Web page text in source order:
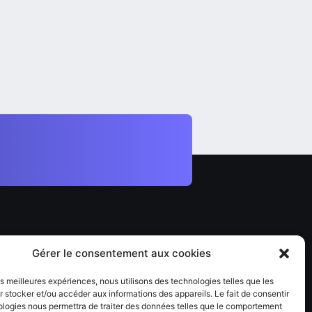
Gérer le consentement aux cookies
meilleures expériences, nous utilisons des technologies telles que les
stocker et/ou accéder aux informations des appareils. Le fait de consentir
nous permettra de traiter des données telles que le comportement
nous